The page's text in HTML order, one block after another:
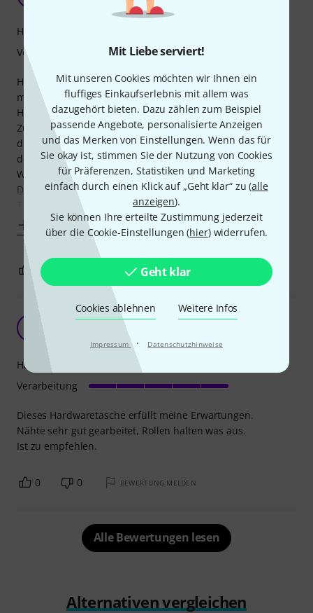
Mit Liebe serviert!
Mit unseren Cookies möchten wir Ihnen ein
fluffiges Einkaufserlebnis mit allem was
dazugehört bieten. Dazu zählen zum Beispiel
passende Angebote, personalisierte Anzeigen
und das Merken von Einstellungen. Wenn das für
Sie okay ist, stimmen Sie der Nutzung von Cookies
für Präferenzen, Statistiken und Marketing
einfach durch einen Klick auf „Geht klar“ zu (alle
anzeigen).
Sie können Ihre erteilte Zustimmung jederzeit
über die Cookie-Einstellungen (hier) widerrufen.
Geht klar
Cookies ablehnen Weitere Infos
Impressum · Datenschutzhinweise
Hab es mit dem Rücken und habe eine Alternative zu
meinem alten Koffer gesucht, wo ich besser immer eine 2
Hand benötigt habe.
Zusammen mit der leichten Pearl Hardware kann ich nun
die Tasche mit dem großen Griff am Boden rollen und in
den Wagen wuchten. Sie passt gut quer hinten in den
Wagen.
Die Tasche verfügt auf beiden Enden über zusätzlichen
Mehr anzeigen
Handling
Verarbeitung
BEWERTUNG MELDEN
Tut was es soll
tizian777 29.12.2020
Dieses Hardwaretasche erfüllt meine Erwartungen.
Nähte sehr gut gearbeitet, Rollen halten was aus.
Ist zu empfehlen.
Handling
Verarbeitung
0 0 BEWERTUNG MELDEN
Alle Bewertungen lesen
Alternativen vergleichen